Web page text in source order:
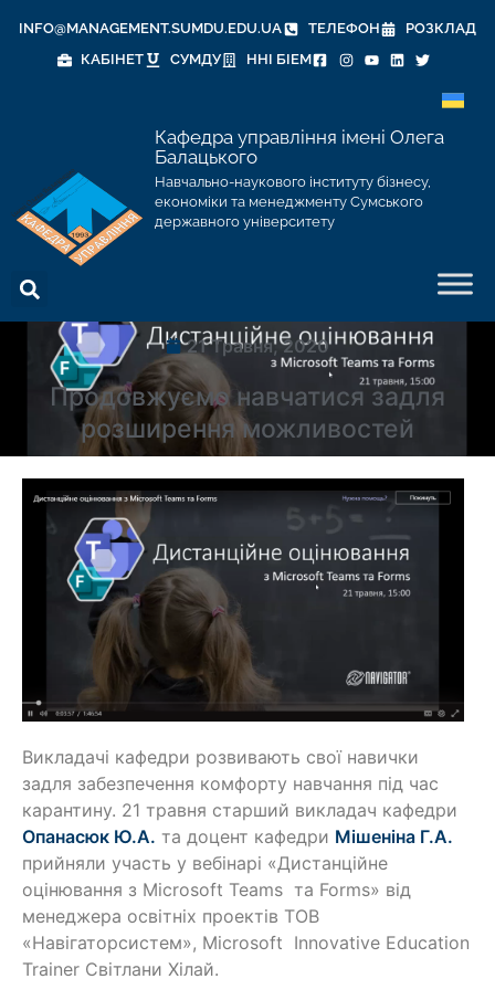
INFO@MANAGEMENT.SUMDU.EDU.UA ТЕЛЕФОН
РОЗКЛАД
КАБІНЕТ
СУМДУ ННІ БІЕМ
Кафедра управління імені Олега
Балацького
Навчально-наукового інституту бізнесу,
економіки та менеджменту Сумського
державного університету
21 Травня, 2020
Продовжуємо навчатися задля
розширення можливостей
Викладачі кафедри розвивають свої навички
задля забезпечення комфорту навчання під час
карантину. 21 травня старший викладач кафедри
Опанасюк Ю.А. та доцент кафедри Мішеніна Г.А.
прийняли участь у вебінарі «Дистанційне
оцінювання з Microsoft Teams та Forms» від
менеджера освітніх проектів ТОВ
«Навігаторсистем», Microsoft Innovative Education
Trainer Світлани Хілай.